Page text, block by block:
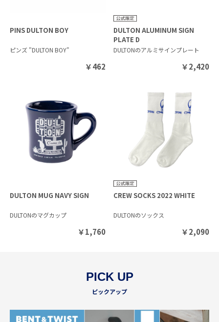
PINS DULTON BOY
ピンズ "DULTON BOY"
￥462
DULTON ALUMINUM SIGN
PLATE D
DULTONのアルミサインプレート
￥2,420
DULTON MUG NAVY SIGN
DULTONのマグカップ
￥1,760
CREW SOCKS 2022 WHITE
DULTONのソックス
￥2,090
PICK UP
ピックアップ